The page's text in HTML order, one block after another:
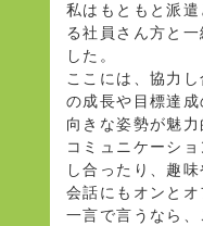
私はもともと派
る社員さん方と
した。
ここには、協力
の成長や目標達
向きな姿勢が魅力
コミュニケーシ
し合ったり、趣
会話にもオンとオ
一言で言うなら